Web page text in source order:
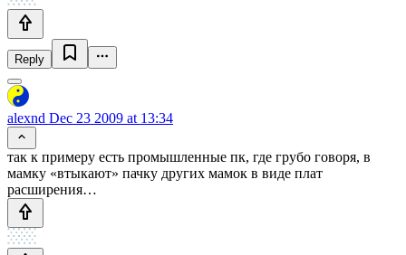
Reply
alexnd Dec 23 2009 at 13:34
так к примеру есть промышленные пк, где грубо говоря, в
мамку «втыкают» пачку других мамок в виде плат
расширения…